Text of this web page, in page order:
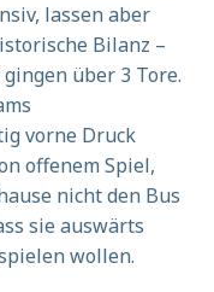
lassen aber
Bilanz –
über 3 Tore.
vorne Druck
offenem Spiel,
nicht den Bus
sie auswärts
wollen.